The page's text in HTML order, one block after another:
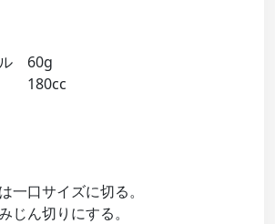
ル 60g
一口サイズに切る。
じん切りにする。